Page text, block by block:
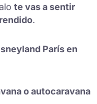
te vas a sentir
.
París en
o autocaravana